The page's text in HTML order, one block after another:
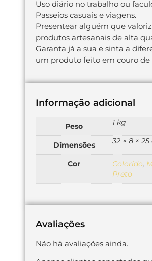
Uso diário no trabalho ou
Passeios casuais e viagens.
Presentear alguém que
produtos artesanais de alta
Garanta já a sua e sinta a
um produto feito em couro de
Informação adicional
Peso 1 kg
Dimensões 32 × 8 × 25
Cor Colorido,
Preto
Avaliações
Não há avaliações ainda.